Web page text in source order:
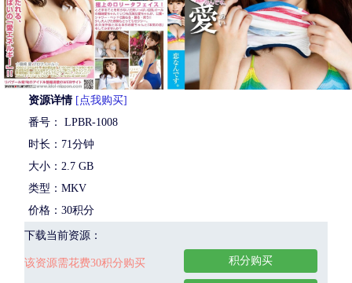
资源详情 [点我购买]
番号： LPBR-1008
时长：71分钟
大小：2.7 GB
类型：MKV
价格：30积分
下载当前资源：
该资源需花费30积分购买 积分购买